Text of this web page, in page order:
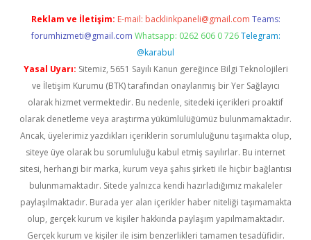
Reklam ve İletişim: E-mail: backlinkpaneli@gmail.com Teams:
forumhizmeti@gmail.com Whatsapp: 0262 606 0 726 Telegram:
@karabul
Yasal Uyarı: Sitemiz, 5651 Sayılı Kanun gereğince Bilgi Teknolojileri
ve İletişim Kurumu (BTK) tarafından onaylanmış bir Yer Sağlayıcı
olarak hizmet vermektedir. Bu nedenle, sitedeki içerikleri proaktif
olarak denetleme veya araştırma yükümlülüğümüz bulunmamaktadır.
Ancak, üyelerimiz yazdıkları içeriklerin sorumluluğunu taşımakta olup,
siteye üye olarak bu sorumluluğu kabul etmiş sayılırlar. Bu internet
sitesi, herhangi bir marka, kurum veya şahıs şirketi ile hiçbir bağlantısı
bulunmamaktadır. Sitede yalnızca kendi hazırladığımız makaleler
paylaşılmaktadır. Burada yer alan içerikler haber niteliği taşımamakta
olup, gerçek kurum ve kişiler hakkında paylaşım yapılmamaktadır.
Gerçek kurum ve kişiler ile isim benzerlikleri tamamen tesadüfidir.